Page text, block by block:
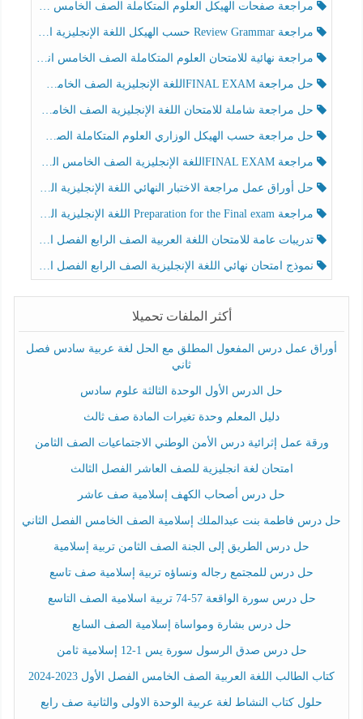
مراجعة صفحات الهيكل العلوم المتكاملة الصف الخامس انسبير الفصل الثالث
مراجعة Review Grammar حسب الهيكل اللغة الإنجليزية الصف الخامس الفصل الثالث
مراجعة نهائية للامتحان العلوم المتكاملة الصف الخامس انسبير الفصل الثالث
حل مراجعة FINAL EXAMاللغة الإنجليزية الصف الخامس الفصل الثالث
حل مراجعة شاملة للامتحان اللغة الإنجليزية الصف الخامس الفصل الثالث
حل مراجعة حسب الهيكل الوزاري العلوم المتكاملة الصف الخامس عام الفصل الثالث
مراجعة FINAL EXAMاللغة الإنجليزية الصف الخامس الفصل الثالث
حل أوراق عمل مراجعة الاختبار النهائي اللغة الإنجليزية الصف الرابع الفصل الثالث
مراجعة Preparation for the Final exam اللغة الإنجليزية الصف الرابع الفصل الثالث
تدريبات عامة للامتحان اللغة العربية الصف الرابع الفصل الثالث
نموذج امتحان نهائي اللغة الإنجليزية الصف الرابع الفصل الثالث
أكثر الملفات تحميلا
أوراق عمل درس المفعول المطلق مع الحل لغة عربية سادس فصل
ثاني
حل الدرس الأول الوحدة الثالثة علوم سادس
دليل المعلم وحدة تغيرات المادة صف ثالث
ورقة عمل إثرائية درس الأمن الوطني الاجتماعيات الصف الثامن
امتحان لغة انجليزية للصف العاشر الفصل الثالث
حل درس أصحاب الكهف إسلامية صف عاشر
حل درس فاطمة بنت عبدالملك إسلامية الصف الخامس الفصل الثاني
حل درس الطريق إلى الجنة الصف الثامن تربية إسلامية
حل درس للمجتمع رجاله ونساؤه تربية إسلامية صف تاسع
حل درس سورة الواقعة 57-74 تربية اسلامية الصف التاسع
حل درس بشارة ومواساة إسلامية الصف السابع
حل درس صدق الرسول سورة يس 1-12 إسلامية ثامن
كتاب الطالب اللغة العربية الصف الخامس الفصل الأول 2023-2024
حلول كتاب النشاط لغة عربية الوحدة الاولى والثانية صف رابع